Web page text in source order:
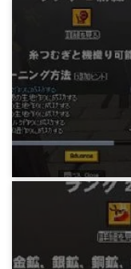
みどりの覚
みどりの生産